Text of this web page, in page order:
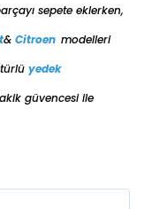
sepete eklerken,
& Citroen modelleri
türlü yedek
güvencesi ile